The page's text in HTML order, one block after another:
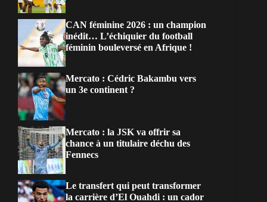
CAN féminine 2026 : un champion
inédit… L’échiquier du football
féminin bouleversé en Afrique !
Mercato : Cédric Bakambu vers
un 3e continent ?
Mercato : la JSK va offrir sa
chance à un titulaire déchu des
Fennecs
Le transfert qui peut transformer
la carrière d’El Ouahdi : un cador